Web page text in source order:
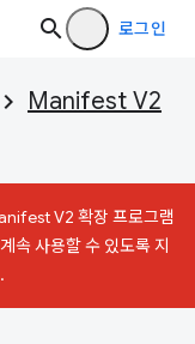
로그인
Manifest V2
V2 확장 프로그램
속 사용할 수 있도록 지